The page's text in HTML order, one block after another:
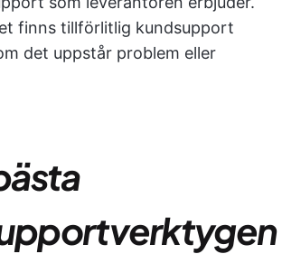
finns tillförlitlig kundsupport
det uppstår problem eller